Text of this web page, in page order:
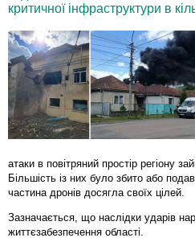
критичної інфраструктури в
атаки в повітряний простір регіону
Більшість із них було збито або
частина дронів досягла своїх цілей.
Зазначається, що наслідки ударів
життєзабезпечення області.